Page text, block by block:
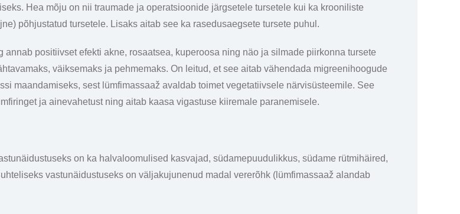
Hea mõju on nii traumade ja operatsioonide järgsetele tursetele kui ka krooniliste
põhjustatud tursetele. Lisaks aitab see ka rasedusaegsete tursete puhul.
positiivset efekti akne, rosaatsea, kuperoosa ning näo ja silmade piirkonna tursete
väiksemaks ja pehmemaks. On leitud, et see aitab vähendada migreenihoogude
maandamiseks, sest lümfimassaaž avaldab toimet vegetatiivsele närvisüsteemile. See
ja ainevahetust ning aitab kaasa vigastuse kiiremale paranemisele.
on ka halvaloomulised kasvajad, südamepuudulikkus, südame rütmihäired,
vastunäidustuseks on väljakujunenud madal vererõhk (lümfimassaaž alandab